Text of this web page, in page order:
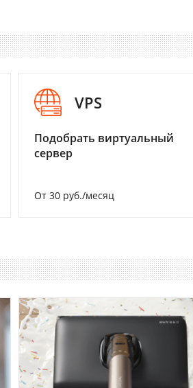
VPS
Подобрать виртуальный
сервер
От 30 руб./месяц